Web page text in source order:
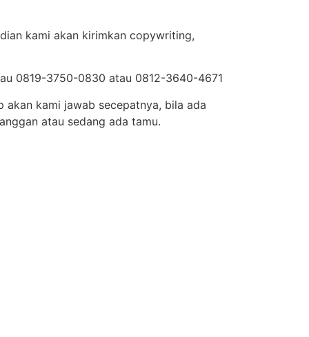
kami akan kirimkan copywriting,
0819-3750-0830 atau 0812-3640-4671
kami jawab secepatnya, bila ada
atau sedang ada tamu.